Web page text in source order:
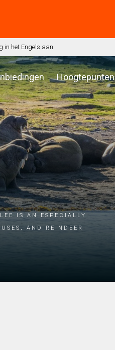
in het Engels aan.
Hoogtepunten
is an especially
and reindeer